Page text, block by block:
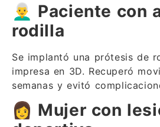
👨 Paciente con
rodilla
Se implantó una prótesis de
impresa en 3D. Recuperó
semanas y evitó
👩 Mujer con